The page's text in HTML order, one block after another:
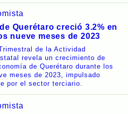
Querétaro creció 3.2% en
nueve meses de 2023
de la Actividad
revela un crecimiento de
de Querétaro durante los
meses de 2023, impulsado
por el sector terciario.